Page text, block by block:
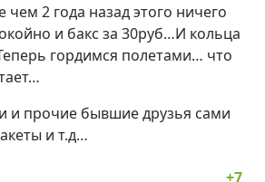
чем 2 года назад этого ничего
и бакс за 30руб…И кольца
гордимся полетами… что
и прочие бывшие друзья сами
и т.д…